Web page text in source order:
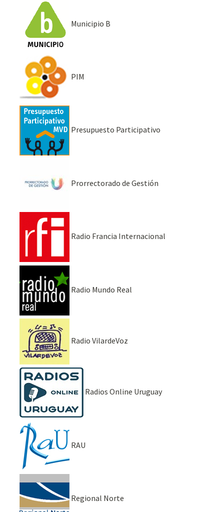
Municipio B
PIM
Presupuesto Participativo
Prorrectorado de Gestión
Radio Francia Internacional
Radio Mundo Real
Radio VilardeVoz
Radios Online Uruguay
RAU
Regional Norte